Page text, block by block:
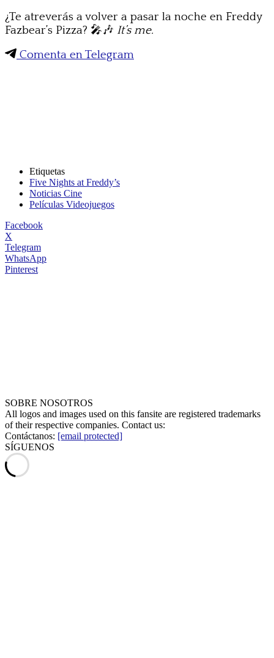
¿Te atreverás a volver a pasar la noche en Freddy
Fazbear’s Pizza? 🎤🎶 It’s me.
Comenta en Telegram
Etiquetas
Five Nights at Freddy’s
Noticias Cine
Películas Videojuegos
Facebook
X
Telegram
WhatsApp
Pinterest
SOBRE NOSOTROS
All logos and images used on this fansite are registered trademarks
of their respective companies. Contact us:
Contáctanos: [email protected]
SÍGUENOS